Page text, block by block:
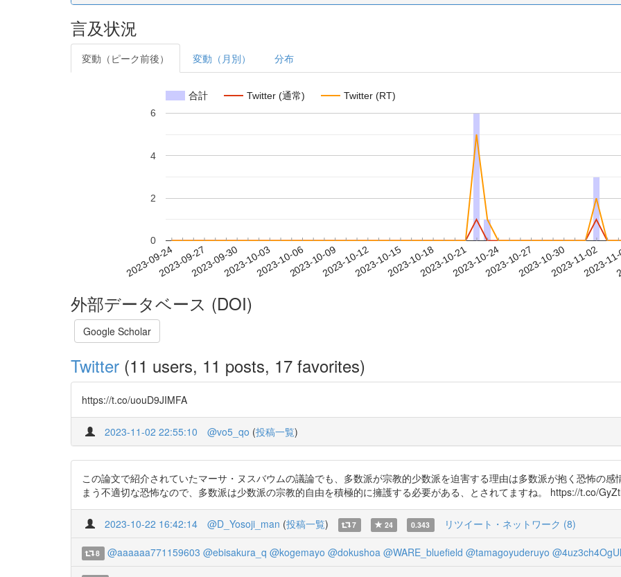
言及状況
変動（ピーク前後） 変動（月別） 分布
合計 Twitter (通常) Twitter (RT)
2023-09-242023-09-272023-09-302023-10-032023-10-062023-10-092023-10-122023-10-152023-10-182023-10-212023-10-242023-10-272023-10-302023-11-02
2023-
0
2
4
6
外部データベース (DOI)
Google Scholar
Twitter (11 users, 11 posts, 17 favorites)
https://t.co/uouD9JIMFA
2023-11-02 22:55:10 @vo5_qo (投稿一覧)
この論文で紹介されていたマーサ・ヌスバウムの議論でも、多数派が宗教的少数派を迫害する理由は多数派が抱く恐怖の
まう不適切な恐怖なので、多数派は少数派の宗教的自由を積極的に擁護する必要がある、とされてますね。 https://t.co/
2023-10-22 16:42:14 @D_Yosoji_man (投稿一覧) 7 24 0.343 リツイート・ネットワーク (8)
8 @aaaaaa771159603 @ebisakura_q @kogemayo @dokushoa @WARE_bluefield @tamagoyuderuyo